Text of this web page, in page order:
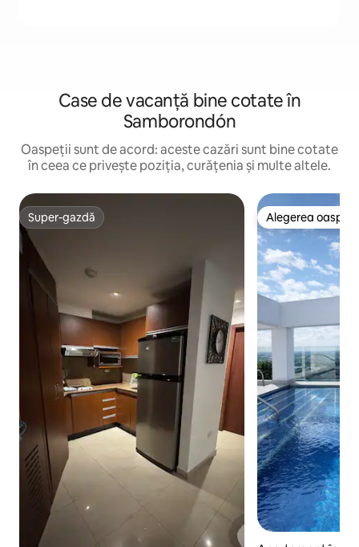
Case de vacanță bine cotate în
Samborondón
Oaspeții sunt de acord: aceste cazări sunt bine cotate
în ceea ce privește poziția, curățenia și multe altele.
Super-gazdă
Super-gazdă Alegerea
Alegerea